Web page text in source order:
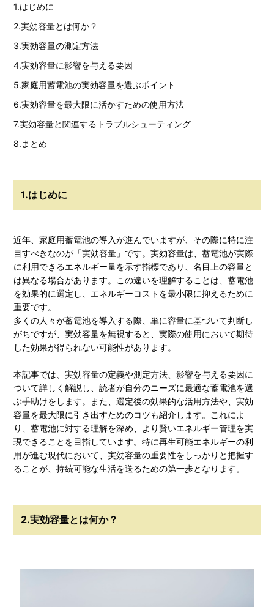
1.はじめに
2.実効容量とは何か？
3.実効容量の測定方法
4.実効容量に影響を与える要因
5.家庭用蓄電池の実効容量を選ぶポイント
6.実効容量を最大限に活かすための使用方法
7.実効容量と関連するトラブルシューティング
8.まとめ
1.はじめに
近年、家庭用蓄電池の導入が進んでいますが、その際に特に注
目すべきなのが「実効容量」です。実効容量は、蓄電池が実際
に利用できるエネルギー量を示す指標であり、名目上の容量と
は異なる場合があります。この違いを理解することは、蓄電池
を効果的に選定し、エネルギーコストを最小限に抑えるために
重要です。
多くの人々が蓄電池を導入する際、単に容量に基づいて判断し
がちですが、実効容量を無視すると、実際の使用において期待
した効果が得られない可能性があります。
本記事では、実効容量の定義や測定方法、影響を与える要因に
ついて詳しく解説し、読者が自分のニーズに最適な蓄電池を選
ぶ手助けをします。また、選定後の効果的な活用方法や、実効
容量を最大限に引き出すためのコツも紹介します。これによ
り、蓄電池に対する理解を深め、より賢いエネルギー管理を実
現できることを目指しています。特に再生可能エネルギーの利
用が進む現代において、実効容量の重要性をしっかりと把握す
ることが、持続可能な生活を送るための第一歩となります。
2.実効容量とは何か？